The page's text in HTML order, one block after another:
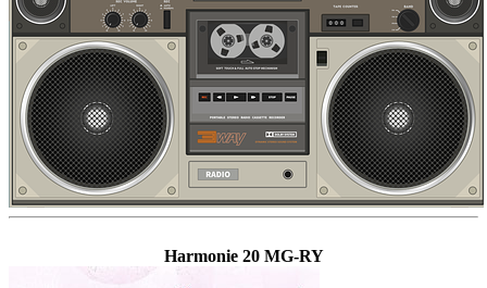
Harmonie 20 MG-RY